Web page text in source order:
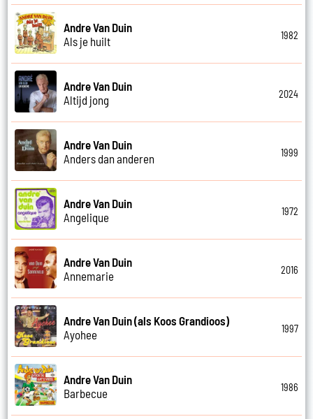
Andre Van Duin
Als je huilt
1982
Andre Van Duin
Altijd jong
2024
Andre Van Duin
Anders dan anderen
1999
Andre Van Duin
Angelique
1972
Andre Van Duin
Annemarie
2016
Andre Van Duin (als Koos Grandioos)
Ayohee
1997
Andre Van Duin
Barbecue
1986